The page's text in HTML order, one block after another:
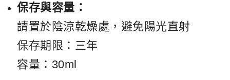
保存與容量：
請置於陰涼乾燥處，避免陽光直射
保存期限：三年
容量：30ml